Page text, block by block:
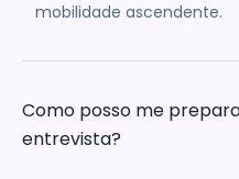
mobilidade ascendente.
Como posso me
entrevista?